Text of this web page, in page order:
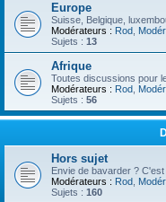
Europe
Suisse, Belgique,
Modérateurs : Rod
Sujets : 13
Afrique
Toutes discussions pour
Modérateurs : Rod
Sujets : 56
Hors sujet
Envie de bavarder ? C'est
Modérateurs : Rod
Sujets : 160